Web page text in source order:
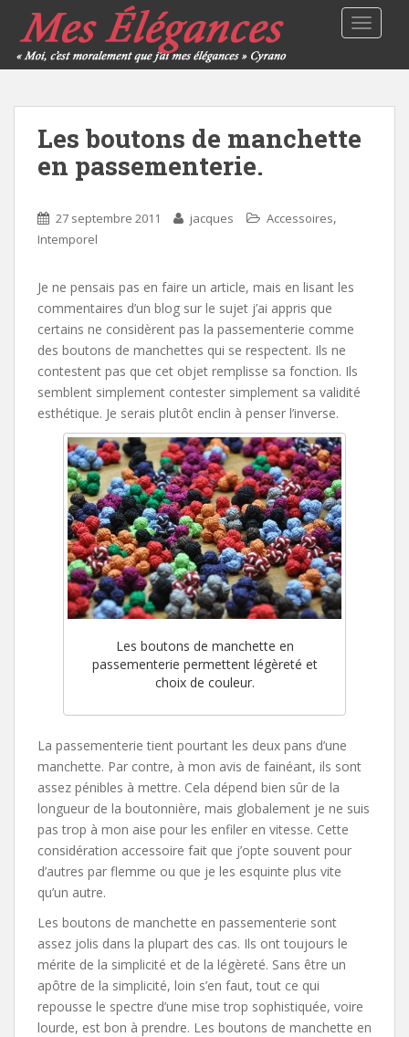
Les boutons de manchette
en passementerie.
27 septembre 2011 jacques Accessoires,
Intemporel
Je ne pensais pas en faire un article, mais en lisant les
commentaires d’un blog sur le sujet j’ai appris que
certains ne considèrent pas la passementerie comme
des boutons de manchettes qui se respectent. Ils ne
contestent pas que cet objet remplisse sa fonction. Ils
semblent simplement contester simplement sa validité
esthétique. Je serais plutôt enclin à penser l’inverse.
Les boutons de manchette en
passementerie permettent légèreté et
choix de couleur.
La passementerie tient pourtant les deux pans d’une
manchette. Par contre, à mon avis de fainéant, ils sont
assez pénibles à mettre. Cela dépend bien sûr de la
longueur de la boutonnière, mais globalement je ne suis
pas trop à mon aise pour les enfiler en vitesse. Cette
considération accessoire fait que j’opte souvent pour
d’autres par flemme ou que je les esquinte plus vite
qu’un autre.
Les boutons de manchette en passementerie sont
assez jolis dans la plupart des cas. Ils ont toujours le
mérite de la simplicité et de la légèreté. Sans être un
apôtre de la simplicité, loin s’en faut, tout ce qui
repousse le spectre d’une mise trop sophistiquée, voire
lourde, est bon à prendre. Les boutons de manchette en